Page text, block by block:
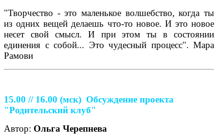
"Творчество - это маленькое волшебство, когда ты
из одних вещей делаешь что-то новое. И это новое
несет свой смысл. И при этом ты в состоянии
единения с собой... Это чудесный процесс". Мара
Рамови
15.00 // 16.00 (мск) Обсуждение проекта
"Родительский клуб"
Автор: Ольга Черепнева